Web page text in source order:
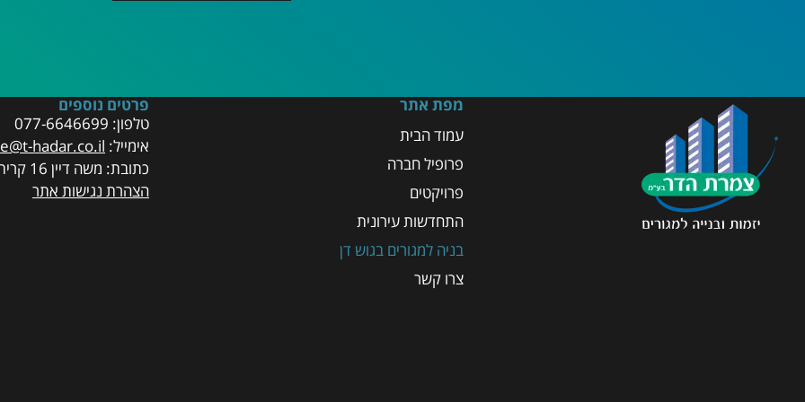
מפת אתר
עמוד הבית
פרופיל חברה
פרויקטים
התחדשות עירונית
בניה למגורים בגוש דן
צרו קשר
פרטים נוספים
טלפון: 077-6646699
אימייל: hadar.co.il
כתובת: משה דיין 16 קרית אריה, פתח תקוה
הצהרת נגישות אתר